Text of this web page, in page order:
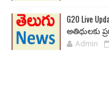
G20 Live
అతిథులకు
Admin